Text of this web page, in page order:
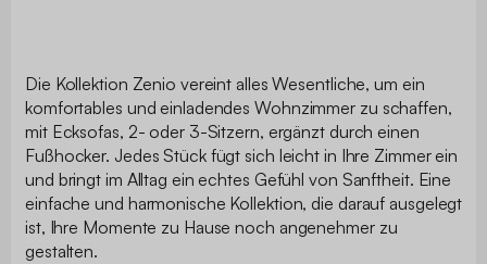
Die Kollektion Zenio vereint alles Wesentliche, um ein
komfortables und einladendes Wohnzimmer zu schaffen,
mit Ecksofas, 2- oder 3-Sitzern, ergänzt durch einen
Fußhocker. Jedes Stück fügt sich leicht in Ihre Zimmer ein
und bringt im Alltag ein echtes Gefühl von Sanftheit. Eine
einfache und harmonische Kollektion, die darauf ausgelegt
ist, Ihre Momente zu Hause noch angenehmer zu
gestalten.